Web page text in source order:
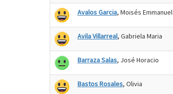
Avalos Garcia, Moisés Emmanuel
Avila Villarreal, Gabriela Maria
Barraza Salas, José Horacio
Bastos Rosales, Olivia